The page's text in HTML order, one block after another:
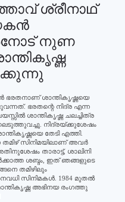
ശ്രീനാഥ്
നുണ
ഭരതനാണ് ശാന്തികൃഷ്ണയെ
ഭരതന്റെ നിദ്ര എന്ന
ശാന്തികൃഷ്ണ ചലച്ചിത്ര
നിദ്രയ്ക്കുശേഷം
തേടി എത്തി.
സിനിമയിലാണ് അവര്‍
താരാട്ട്, ശാലിനി
ശബ്ദം, ഇത് ഞങ്ങളുടെ
തമിഴിലും
സിനിമകള്‍. 1984 മുതല്‍
അഭിനയ രംഗത്തു